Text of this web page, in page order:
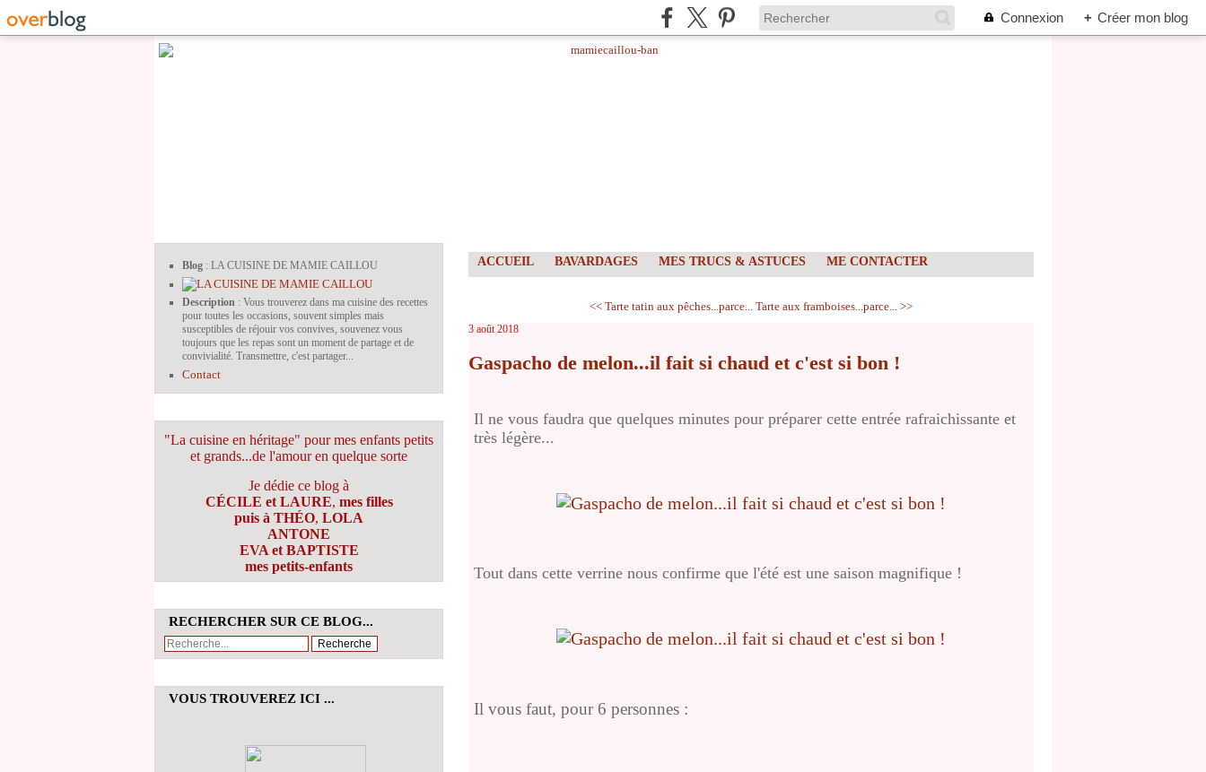
Connexion + Créer mon blog
Blog : LA CUISINE DE MAMIE CAILLOU
Description : Vous trouverez dans ma cuisine des recettes
pour toutes les occasions, souvent simples mais
susceptibles de réjouir vos convives, souvenez vous
toujours que les repas sont un moment de partage et de
convivialité. Transmettre, c'est partager...
Contact
"La cuisine en héritage" pour mes enfants petits
et grands...de l'amour en quelque sorte
Je dédie ce blog à
CÉCILE et LAURE, mes filles
puis à THÉO, LOLA
ANTONE
EVA et BAPTISTE
mes petits-enfants
RECHERCHER SUR CE BLOG...
VOUS TROUVEREZ ICI ...
ACCUEIL BAVARDAGES MES TRUCS & ASTUCES ME CONTACTER
<< Tarte tatin aux pêches...parce... Tarte aux framboises...parce... >>
3 août 2018
Gaspacho de melon...il fait si chaud et c'est si bon !
Il ne vous faudra que quelques minutes pour préparer cette entrée rafraichissante et
très légère...
Tout dans cette verrine nous confirme que l'été est une saison magnifique !
Il vous faut, pour 6 personnes :